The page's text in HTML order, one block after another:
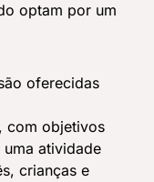
optam por um
oferecidas
com objetivos
atividade
crianças e